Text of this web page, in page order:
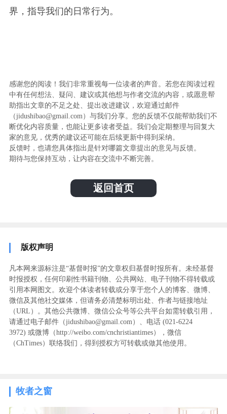
界，指导我们的日常行为。
感谢您的阅读！我们非常重视每一位读者的声音。若您在阅读过程
中有任何想法、疑问、建议或其他想与作者交流的内容，或愿意帮
助指出文章的不足之处、提出改进建议，欢迎通过邮件
（jidushibao@gmail.com）与我们分享。您的反馈不仅能帮助我们不
断优化内容质量，也能让更多读者受益。我们会定期整理与回复大
家的意见，优秀的建议还可能在后续更新中得到采纳。
反馈时，也请您具体指出是针对哪篇文章提出的意见与反馈。
期待与您保持互动，让内容在交流中不断完善。
返回首页
版权声明
凡本网来源标注是“基督时报”的文章权归基督时报所有。未经基督
时报授权，任何印刷性书籍刊物、公共网站、电子刊物不得转载或
引用本网图文。欢迎个体读者转载或分享于您个人的博客、微博、
微信及其他社交媒体，但请务必清楚标明出处、作者与链接地址
（URL）。其他公共微博、微信公众号等公共平台如需转载引用，
请通过电子邮件（jidushibao@gmail.com）、电话 (021-6224
3972) ‬或微博（http://weibo.com/cnchristiantimes），微信
（ChTimes）联络我们，得到授权方可转载或做其他使用。
牧者之窗